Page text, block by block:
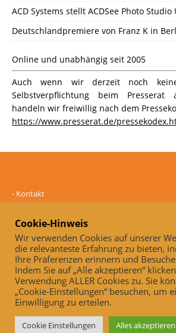
ACD Systems stellt ACDSee Photo
Deutschlandpremiere von Franz K in
Online und unabhängig seit 2005
Auch wenn wir derzeit noch keine
Selbstverpflichtung beim Presserat
handeln wir freiwillig nach dem
https://www.presserat.de/
- Kontakt
Datenschutz
-Impressum
Online und unabhängig seit 2005
Auch, wenn wir derzeit noch keine
Selbstverpflichtung beim Presserat
freiwillig nach dem Pressekodex
https://www.presserat.de/pressekodex.html
Cookie-Hinweis
Wir verwenden Cookies auf unserer
die relevanteste Erfahrung zu bieten,
Ihre Präferenzen erinnern und
Indem Sie auf „Alle akzeptieren“
Verwendung ALLER Cookies zu. Sie
„Cookie-Einstellungen“ besuchen, um
Einwilligung zu erteilen.
Cookie Einstellungen Alles akzeptieren